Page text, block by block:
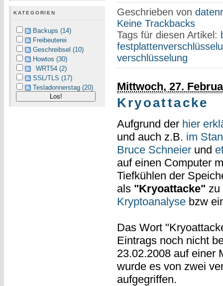
KATEGORIEN
Backups (14)
Freibeuterei
Geschreibsel (10)
Howtos (30)
WRT54 (2)
SSL/TLS (17)
Tesladonnerstag (20)
Geschrieben von
Keine Trackbacks
Tags für diesen Artikel:
verschlüsselung
Mittwoch, 27.
Kryoattacke
Aufgrund der hier
und auch z.B. im
Bruce Schneierund
auf einen Computer
Tiefkühlen der
als "Kryoattacke" zu
Kryptoanalysebzw
Das Wort
Eintrags noch nicht
23.02.2008 auf einer
wurde es von zwei
aufgegriffen.